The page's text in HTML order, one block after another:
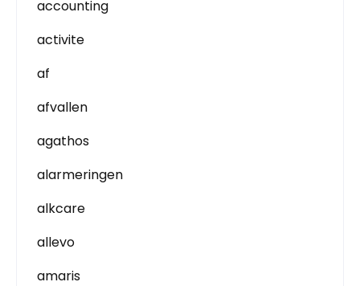
accounting
activite
af
afvallen
agathos
alarmeringen
alkcare
allevo
amaris